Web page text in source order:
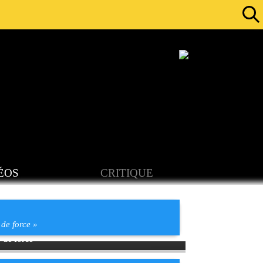
CRITIQUE
force »
de force